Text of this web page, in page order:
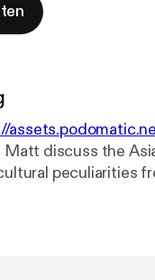
Matt discuss the
peculiarities